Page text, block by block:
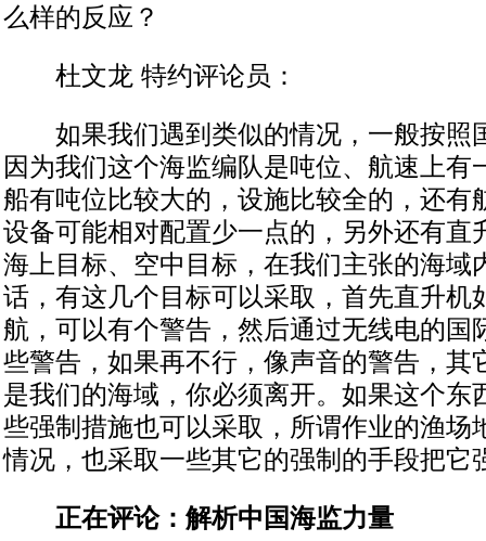
么样的反应？
杜文龙 特约评论员：
如果我们遇到类似的情况，一般按照
因为我们这个海监编队是吨位、航速上有
船有吨位比较大的，设施比较全的，还有
设备可能相对配置少一点的，另外还有直
海上目标、空中目标，在我们主张的海域
话，有这几个目标可以采取，首先直升机
航，可以有个警告，然后通过无线电的国
些警告，如果再不行，像声音的警告，其
是我们的海域，你必须离开。如果这个东
些强制措施也可以采取，所谓作业的渔场
情况，也采取一些其它的强制的手段把它
正在评论：解析中国海监力量